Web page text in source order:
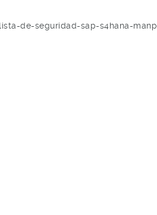
de-seguridad-sap-s4hana-